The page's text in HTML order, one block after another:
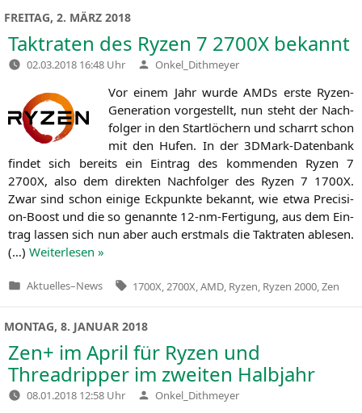
FREITAG, 2. MÄRZ 2018
Taktraten des Ryzen 7 2700X bekannt
02.03.2018 16:48 Uhr Verfasst
von
Onkel_Dithmeyer
Vor einem Jahr wur­de AMDs ers­te Ryzen-
Gene­ra­ti­on vor­ge­stellt, nun steht der Nach­
fol­ger in den Start­lö­chern und scharrt schon
mit den Hufen. In der 3DMark-Daten­bank
fin­det sich bereits ein Ein­trag des kom­men­den Ryzen 7
2700X, also dem direk­ten Nach­fol­ger des Ryzen 7 1700X.
Zwar sind schon eini­ge Eck­punk­te bekannt, wie etwa Pre­cis­i­
on-Boost und die so genann­te 12-nm-Fer­ti­gung, aus dem Ein­
trag las­sen sich nun aber auch erst­mals die Takt­ra­ten able­sen.
(…) Wei­ter­le­sen »
Veröffentlicht
Aktuelles–News Tags:
1700X 2700X AMD Ryzen Ryzen 2000 Zen
MONTAG, 8. JANUAR 2018
Zen+ im April für Ryzen und
Threadripper im zweiten Halbjahr
08.01.2018 12:58 Uhr Verfasst
von
Onkel_Dithmeyer